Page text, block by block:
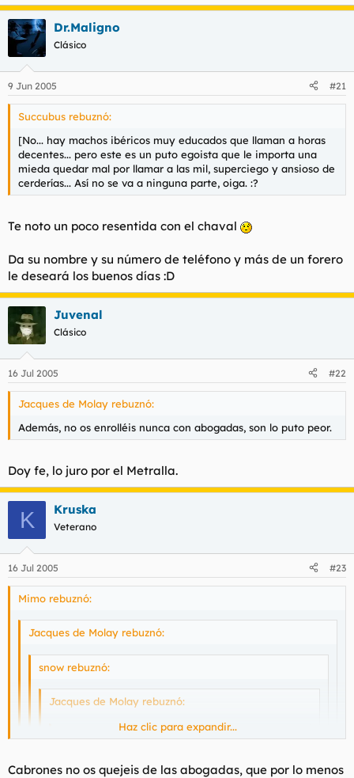
Dr.Maligno
Clásico
9 Jun 2005 #21
Succubus rebuznó:
[No... hay machos ibéricos muy educados que llaman a horas
decentes... pero este es un puto egoista que le importa una
mieda quedar mal por llamar a las mil, superciego y ansioso de
cerderías... Así no se va a ninguna parte, oiga. :?
Te noto un poco resentida con el chaval
Da su nombre y su número de teléfono y más de un forero
le deseará los buenos días :D
Juvenal
Clásico
16 Jul 2005 #22
Jacques de Molay rebuznó:
Además, no os enrolléis nunca con abogadas, son lo puto peor.
Doy fe, lo juro por el Metralla.
K Kruska
Veterano
16 Jul 2005 #23
Mimo rebuznó:
Jacques de Molay rebuznó:
snow rebuznó:
Jacques de Molay rebuznó:
suede rebuznó:
Jacques de Molay rebuznó:
Haz clic para expandir...
Cabrones no os quejeis de las abogadas, que por lo menos